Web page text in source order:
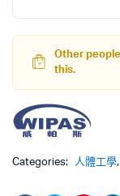
Other
this.
Categories: 人體工學,